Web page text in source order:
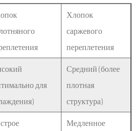
Хлопок
саржевого
переплетения
для
Средний (более
плотная
структура)
Медленное